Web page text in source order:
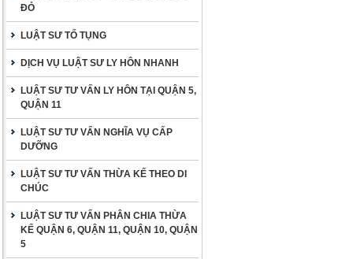
ĐỎ
LUẬT SƯ TỐ TỤNG
DỊCH VỤ LUẬT SƯ LY HÔN NHANH
LUẬT SƯ TƯ VẤN LY HÔN TẠI QUẬN 5,
QUẬN 11
LUẬT SƯ TƯ VẤN NGHĨA VỤ CẤP
DƯỠNG
LUẬT SƯ TƯ VẤN THỪA KẾ THEO DI
CHÚC
LUẬT SƯ TƯ VẤN PHÂN CHIA THỪA
KẾ QUẬN 6, QUẬN 11, QUẬN 10, QUẬN
5